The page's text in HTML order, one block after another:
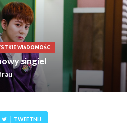
WIADOMOŚCI
singiel
TWEETNIJ